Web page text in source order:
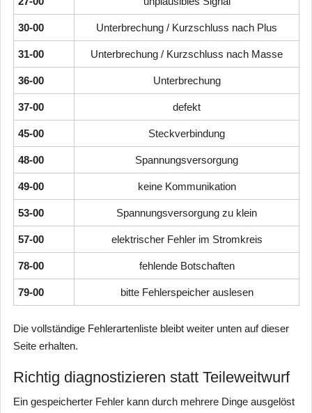
30-00 Unterbrechung / Kurzschluss nach Plus
31-00 Unterbrechung / Kurzschluss nach Masse
36-00 Unterbrechung
37-00 defekt
45-00 Steckverbindung
48-00 Spannungsversorgung
49-00 keine Kommunikation
53-00 Spannungsversorgung zu klein
57-00 elektrischer Fehler im Stromkreis
78-00 fehlende Botschaften
79-00 bitte Fehlerspeicher auslesen
Die vollständige Fehlerartenliste bleibt weiter unten auf dieser
Seite erhalten.
Richtig diagnostizieren statt Teileweitwurf
Ein gespeicherter Fehler kann durch mehrere Dinge ausgelöst